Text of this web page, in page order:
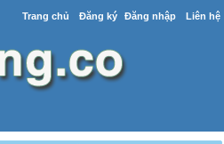
Trang chủ Đăng ký Đăng nhập Liên hệ